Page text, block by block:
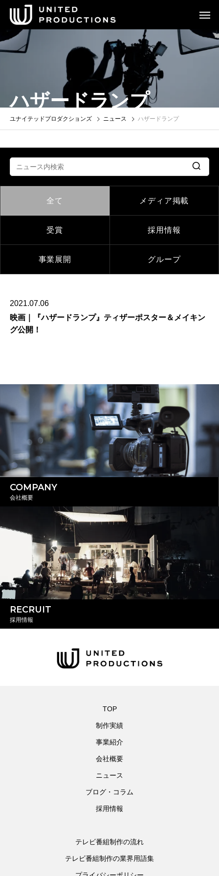
ハザードランプ
ユナイテッドプロダクションズ ニュース ハザードランプ
全て メディア掲載
受賞 採用情報
事業展開 グループ
2021.07.06
映画｜『ハザードランプ』ティザーポスター＆メイキン
グ公開！
COMPANY
会社概要
RECRUIT
採用情報
TOP
制作実績
事業紹介
会社概要
ニュース
ブログ・コラム
採用情報
テレビ番組制作の流れ
テレビ番組制作の業界用語集